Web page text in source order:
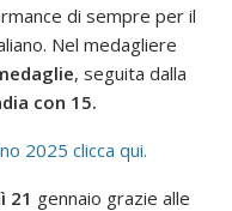
di sempre per il
Nel medagliere
, seguita dalla
con 15.
2025 clicca qui.
21 gennaio grazie alle